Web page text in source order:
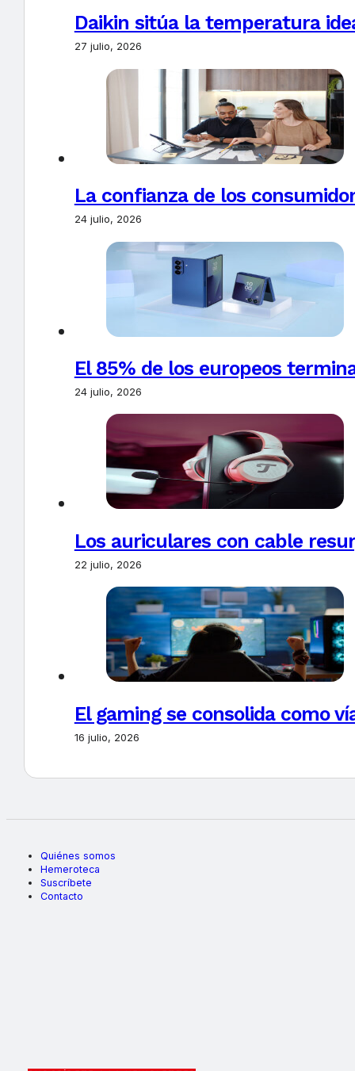
Daikin sitúa la temperatura
27 julio, 2026
La confianza de los
24 julio, 2026
El 85% de los europeos
24 julio, 2026
Los auriculares con cable
22 julio, 2026
El gaming se consolida como
16 julio, 2026
Quiénes somos
Hemeroteca
Suscríbete
Contacto